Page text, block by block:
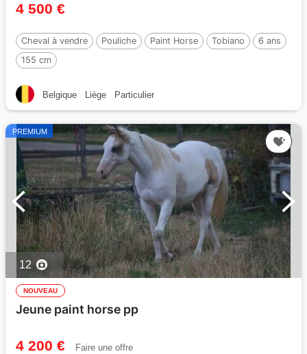
4 500 €
Cheval à vendre Pouliche Paint Horse Tobiano
6 ans
155 cm
Belgique Liège Particulier
PREMIUM
12
NOUVEAU
Jeune paint horse pp
4 200 € Faire une offre